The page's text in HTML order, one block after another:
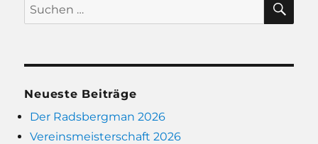
Suchen
nach:
Neueste Beiträge
Der Radsbergman 2026
Vereinsmeisterschaft 2026